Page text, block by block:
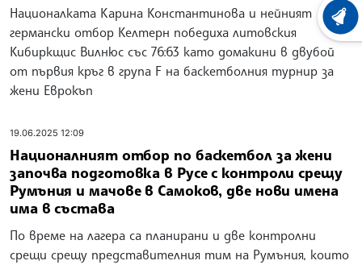
Националката Карина Константинова и нейният
германски отбор Келтерн победиха литовския
Кибиркщис Вилнюс със 76:63 като домакини в двубой
от първия кръг в група F на баскетболния турнир за
жени Еврокъп
19.06.2025 12:09
Националният отбор по баскетбол за жени
започва подготовка в Русе с контроли срещу
Румъния и мачове в Самоков, две нови имена
има в състава
По време на лагера са планирани и две контролни
срещи срещу представителния тим на Румъния, които